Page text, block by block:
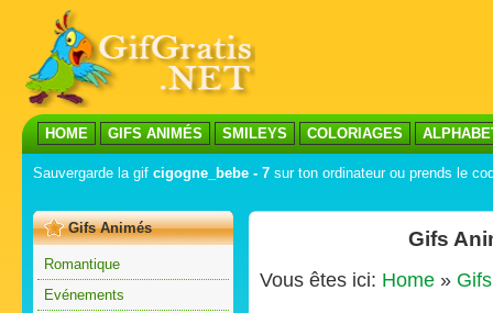
HOME GIFS ANIMÉS SMILEYS COLORIAGES
Sauvergarde la gif cigogne_bebe - 7 sur ton ordinateur ou prends le
Gifs Animés
Romantique
Evénements
Gifs
Vous êtes ici: Home »